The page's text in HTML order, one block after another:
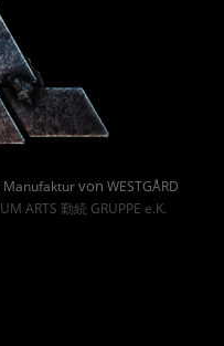
Manufakturvon WESTGÅRD
ARTS 勤続 GRUPPE e.K.
: